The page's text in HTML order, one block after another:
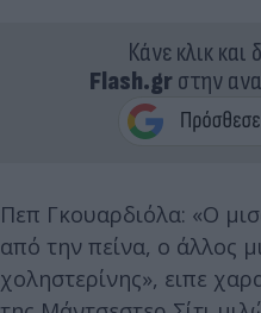
Κάνε κλικ και
Flash.grστην
Πεπ Γκουαρδιόλα: «Ο
από την πείνα, ο άλλος
χοληστερίνης», ειπε